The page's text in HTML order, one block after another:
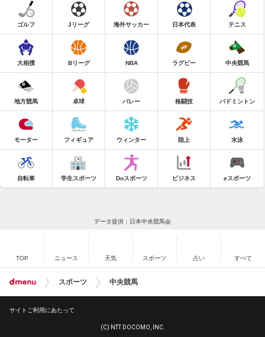
ゴルフ Jリーグ 海外サッカー 日本代表 テニス
大相撲 Bリーグ NBA ラグビー 中央競馬
地方競馬 卓球 バレー 格闘技 バドミントン
モーター フィギュア ウィンター 陸上 水泳
自転車 学生スポーツ Doスポーツ ビジネス eスポーツ
データ提供：日本中央競馬会
TOP ニュース 天気 スポーツ 占い すべて
スポーツ 中央競馬
サイトご利用にあたって
(C) NTT DOCOMO, INC.